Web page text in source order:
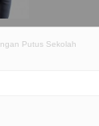
Putus Sekolah